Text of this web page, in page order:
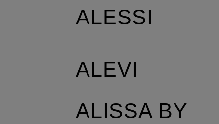
ALESSI
ALEVI
ALISSA BY